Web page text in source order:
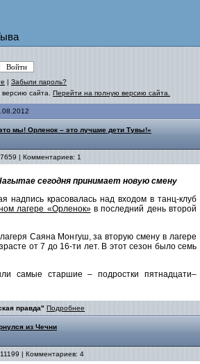
| Забыли пароль?
сайта. Перейти на полную версию сайта.
мы! Орленок – это лучшиe дети Тувы!»
| Комментариев: 1
сегодня принимает новую смену
надпись красовалась над входом в танц-клуб
лагере «Орленок»в последний день второй
Саяна Монгуш, за вторую смену в лагере
от 7 до 16-ти лет. В этот сезон было семь
самые старшие – подростки пятнадцати–
правда" Подробнее
из Чечни
| Комментариев: 4